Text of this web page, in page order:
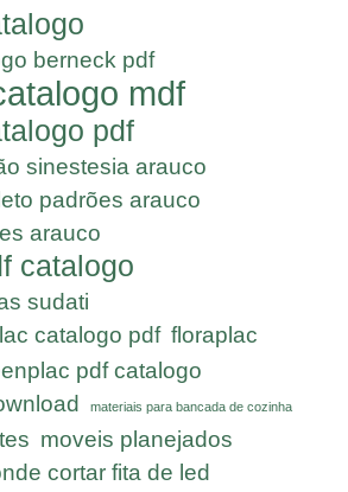
berneck pdf
mdf
pdf
sinestesia arauco
padrões arauco
arauco
catalogo
sudati
catalogo pdf floraplac
pdf catalogo
materiais para bancada de cozinha
moveis planejados
cortar fita de led